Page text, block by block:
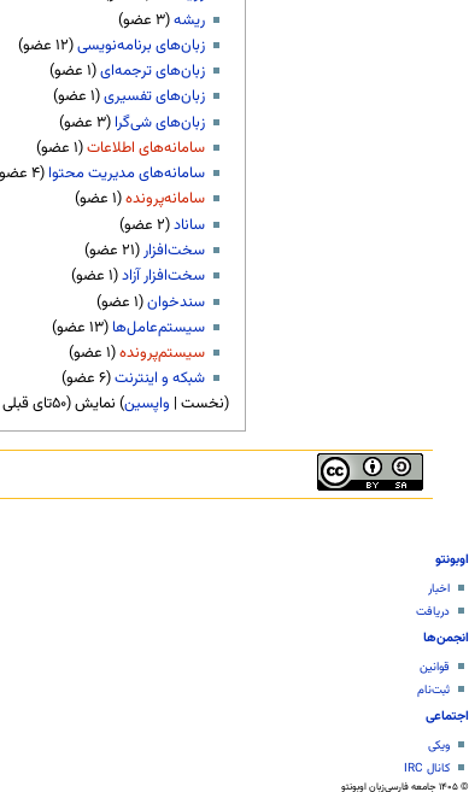
ریشه
‎‏ (۳ عضو)
زبان‌های برنامه‌نویسی
‎‏ (۱۲ عضو)
زبان‌های ترجمه‌ای
‎‏ (۱ عضو)
زبان‌های تفسیری
‎‏ (۱ عضو)
زبان‌های شی‌گرا
سامانه‌های اطلاعات
‎‏ (۱ عضو)
سامانه‌های مدیریت محتوا
سامانه‌پرونده
‎‏ (۱ عضو)
ساناد
‎‏ (۲ عضو)
سخت‌افزار
سخت‌افزار آزاد
‎‏ (۱ عضو)
سندخوان
‎‏ (۱ عضو)
سیستم‌عامل‌ها
سیستم‌پرونده
‎‏ (۱ عضو)
شبکه و اینترنت
‎‏ (۶ عضو)
(نخست | واپسین) نمایش (۵۰تای قبلی |
اوبونتو
اخبار
دریافت
انجمن‌ها
قوانین
ثبت‌نام
اجتماعی
ویکی
کانال IRC
© ۱۴۰۵ جامعه فارسی‌زبان اوبونتو